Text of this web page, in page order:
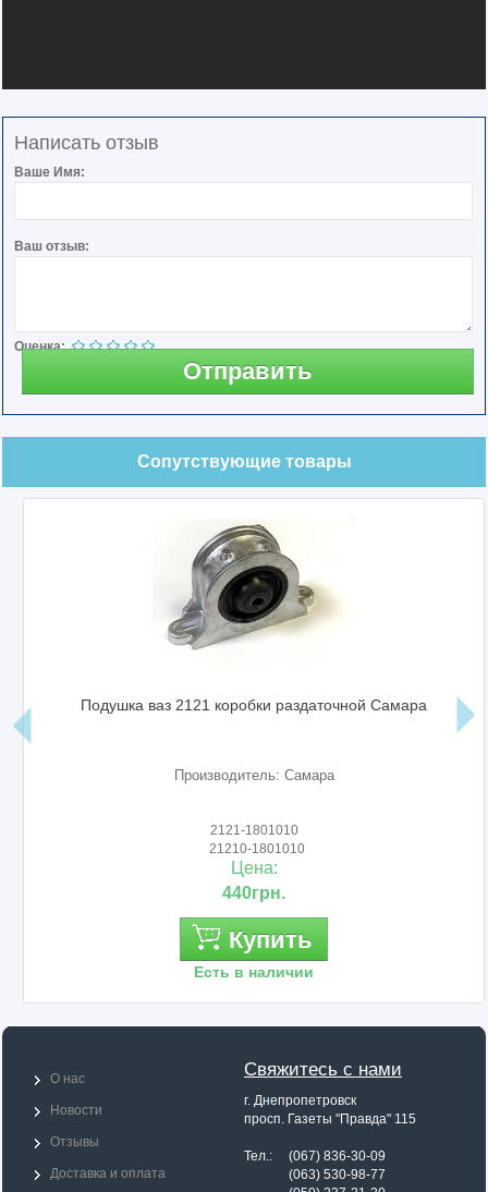
Написать отзыв
Ваше Имя:
Ваш отзыв:
Оценка:
Отправить
Сопутствующие товары
Подушка ваз 2121 коробки раздаточной Самара
Производитель: Самара
2121-1801010
21210-1801010
Цена:
440грн.
Купить
Есть в наличии
Свяжитесь с нами
г. Днепропетровск
просп. Газеты "Правда" 115
Тел.: (067) 836-30-09
(063) 530-98-77
О нас
Новости
Отзывы
Доставка и оплата